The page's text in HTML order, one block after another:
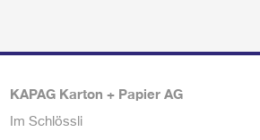
KAPAG Karton + Papier AG
Im Schlössli